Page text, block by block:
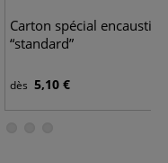
Carton spécial
“standard”
dès 5,10 €